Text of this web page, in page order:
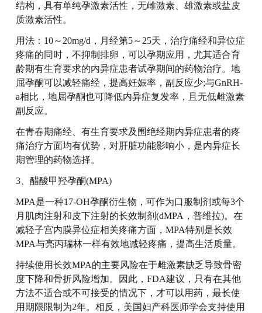
结构，具有单纯孕激素活性，无雌激素、雄激素或盐皮
质激素活性。
用法：10～20mg/d，月经第5～25天，治疗痛经和异位症
疼痛的同时，不抑制排卵，可以孕期应用，尤其适合育
龄期有生育要求的内异症患者试孕期间的药物治疗。地
屈孕酮可以减轻痛经，提高妊娠率，副反应少;与GnRH-
a相比，地屈孕酮也可降低内异症复发率，且无低雌激素
副反应。
在青春期痛经、有生育要求及围绝经期内异症患者的疼
痛治疗方面均有优势，对肝脏功能影响小，是内异症长
期管理的药物选择。
3、醋酸甲羟孕酮(MPA)
MPA是一种17-OH孕酮衍生物，可作为口服制剂或每3个
月肌肉注射和皮下注射的长效制剂(dMPA，普维拉)。在
减轻子宫内膜异位症相关疼痛方面，MPA特别是长效
MPA与亮丙瑞林一样有效地减轻疼痛，提高生活质量。
持续使用长效MPA的主要风险在于雌激素缺乏导致骨密
度下降和骨折风险增加。因此，FDA建议，只有在其他
方法不适合或不可接受的情况下，才可以用药，最长使
用期限限制为2年。相反，美国妇产科医师学会支持使用